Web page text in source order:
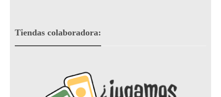
Tiendas colaboradora: